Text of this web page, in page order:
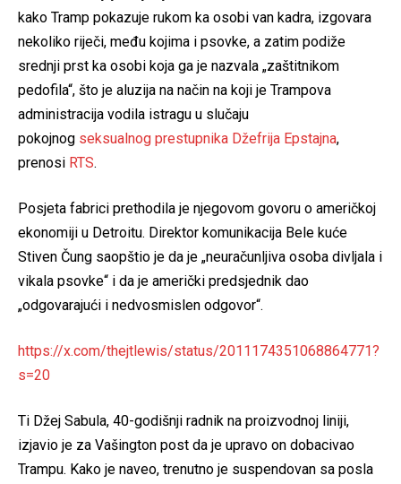
kako Tramp pokazuje rukom ka osobi van kadra, izgovara
nekoliko riječi, među kojima i psovke, a zatim podiže
srednji prst ka osobi koja ga je nazvala „zaštitnikom
pedofila“, što je aluzija na način na koji je Trampova
administracija vodila istragu u slučaju
pokojnog seksualnog prestupnika Džefrija Epstajna,
prenosi RTS.
Posjeta fabrici prethodila je njegovom govoru o američkoj
ekonomiji u Detroitu. Direktor komunikacija Bele kuće
Stiven Čung saopštio je da je „neuračunljiva osoba divljala i
vikala psovke“ i da je američki predsjednik dao
„odgovarajući i nedvosmislen odgovor“.
https://x.com/thejtlewis/status/2011174351068864771?
s=20
Ti Džej Sabula, 40-godišnji radnik na proizvodnoj liniji,
izjavio je za Vašington post da je upravo on dobacivao
Trampu. Kako je naveo, trenutno je suspendovan sa posla